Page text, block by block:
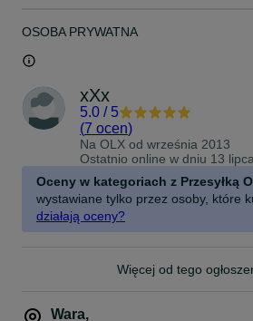
OSOBA PRYWATNA
xXx
5.0 / 5
(7 ocen)
Na OLX od września 2013
Ostatnio online w dniu 13
Oceny w kategoriach z Przesyłką
wystawiane tylko przez osoby, które
działają oceny?
Więcej od tego
Wara,